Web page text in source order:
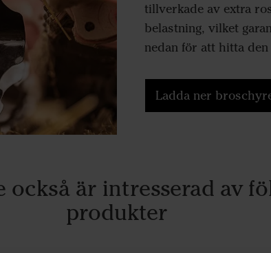
tillverkade av extra
belastning, vilket
nedan för att hitta
Ladda ner
också är intresserad av
produkter